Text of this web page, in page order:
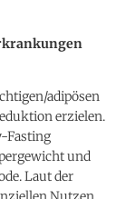
adipösen
erzielen.
Fasting
und
Laut der